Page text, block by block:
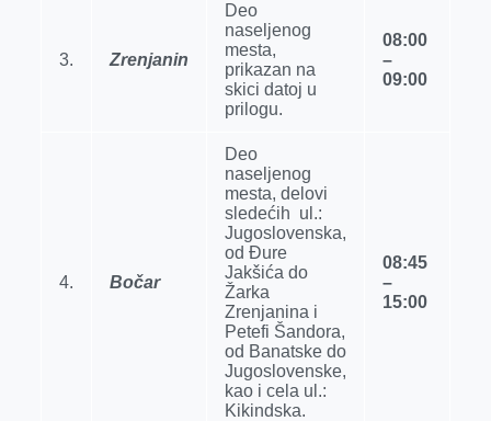
3. Zrenjanin
Deo
naselјenog
mesta,
prikazan na
skici datoj u
prilogu.
08:00
–
09:00
4. Bočar
Deo
naselјenog
mesta, delovi
sledećih ul.:
Jugoslovenska,
od Đure
Jakšića do
Žarka
Zrenjanina i
Petefi Šandora,
od Banatske do
Jugoslovenske,
kao i cela ul.:
Kikindska.
08:45
–
15:00